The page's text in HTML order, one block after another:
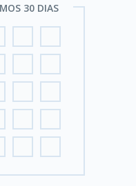
30 DIAS